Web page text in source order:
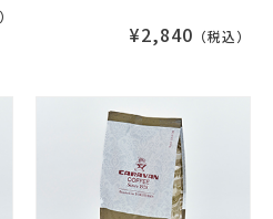
¥2,840 （税込）